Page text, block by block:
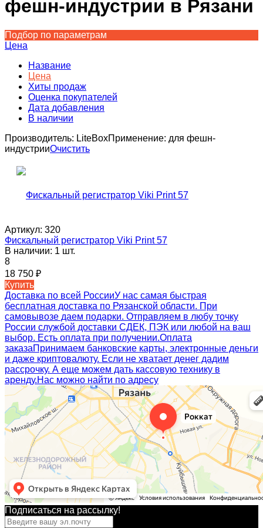
фешн-индустрии в Рязани
Подбор по параметрам
Цена
Название
Цена
Хиты продаж
Оценка покупателей
Дата добавления
В наличии
Производитель: LiteBoxПрименение: для фешн-
индустрииОчистить
Артикул: 320
Фискальный регистратор Viki Print 57
В наличии: 1 шт.
8
18 750 ₽
Купить
Доставка по всей РоссииУ нас самая быстрая
бесплатная доставка по Рязанской области. При
самовывозе даем подарки. Отправляем в любу точку
России службой доставки СДЕК, ПЭК или любой на ваш
выбор. Есть оплата при получении.Оплата
заказаПринимаем банковские карты, электронные деньги
и даже криптовалюту. Если не хватает денег дадим
рассрочку. А еще можем дать кассовую технику в
аренду.Нас можно найти по адресу
Подписаться на рассылкy!